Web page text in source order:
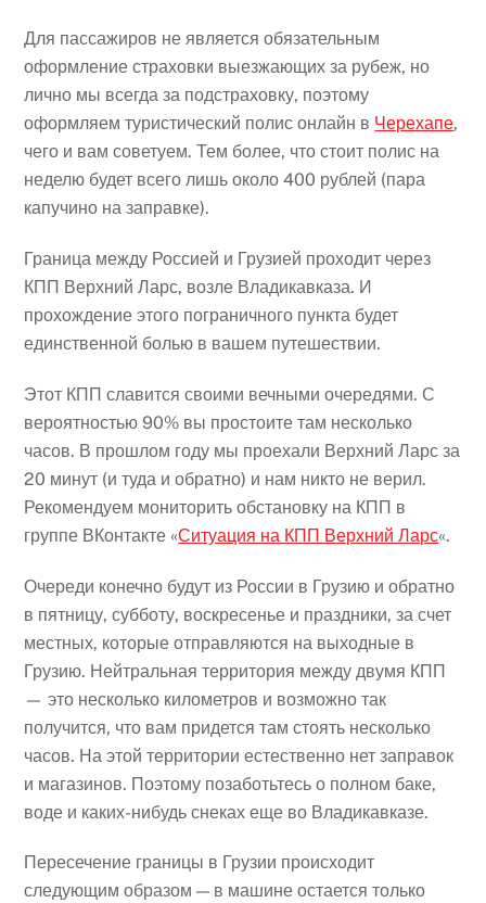
Для пассажиров не является обязательным
оформление страховки выезжающих за рубеж, но
лично мы всегда за подстраховку, поэтому
оформляем туристический полис онлайн в Черехапе,
чего и вам советуем. Тем более, что стоит полис на
неделю будет всего лишь около 400 рублей (пара
капучино на заправке).
Граница между Россией и Грузией проходит через
КПП Верхний Ларс, возле Владикавказа. И
прохождение этого пограничного пункта будет
единственной болью в вашем путешествии.
Этот КПП славится своими вечными очередями. С
вероятностью 90% вы простоите там несколько
часов. В прошлом году мы проехали Верхний Ларс за
20 минут (и туда и обратно) и нам никто не верил.
Рекомендуем мониторить обстановку на КПП в
группе ВКонтакте «Ситуация на КПП Верхний Ларс«.
Очереди конечно будут из России в Грузию и обратно
в пятницу, субботу, воскресенье и праздники, за счет
местных, которые отправляются на выходные в
Грузию. Нейтральная территория между двумя КПП
— это несколько километров и возможно так
получится, что вам придется там стоять несколько
часов. На этой территории естественно нет заправок
и магазинов. Поэтому позаботьтесь о полном баке,
воде и каких-нибудь снеках еще во Владикавказе.
Пересечение границы в Грузии происходит
следующим образом — в машине остается только